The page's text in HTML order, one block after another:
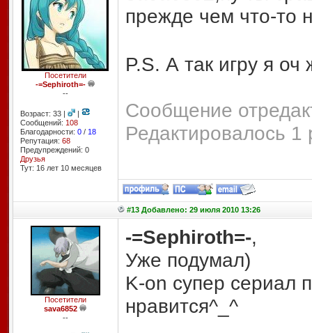
Посетители
-=Sephiroth=-
--
Возраст: 33 |
|
Сообщений: 108
Благодарности: 0/ 18
Репутация: 68
Предупреждений: 0
Друзья
Тут: 16 лет 10 месяцев
прежде чем что-то
P.S. А так игру я оч
Сообщение
Редактировалось 1
#13 Добавлено: 29 июля 2010 13:26
Посетители
sava6852
--
-=Sephiroth=-,
Уже подумал)
K-on супер сериал
нравится^_^